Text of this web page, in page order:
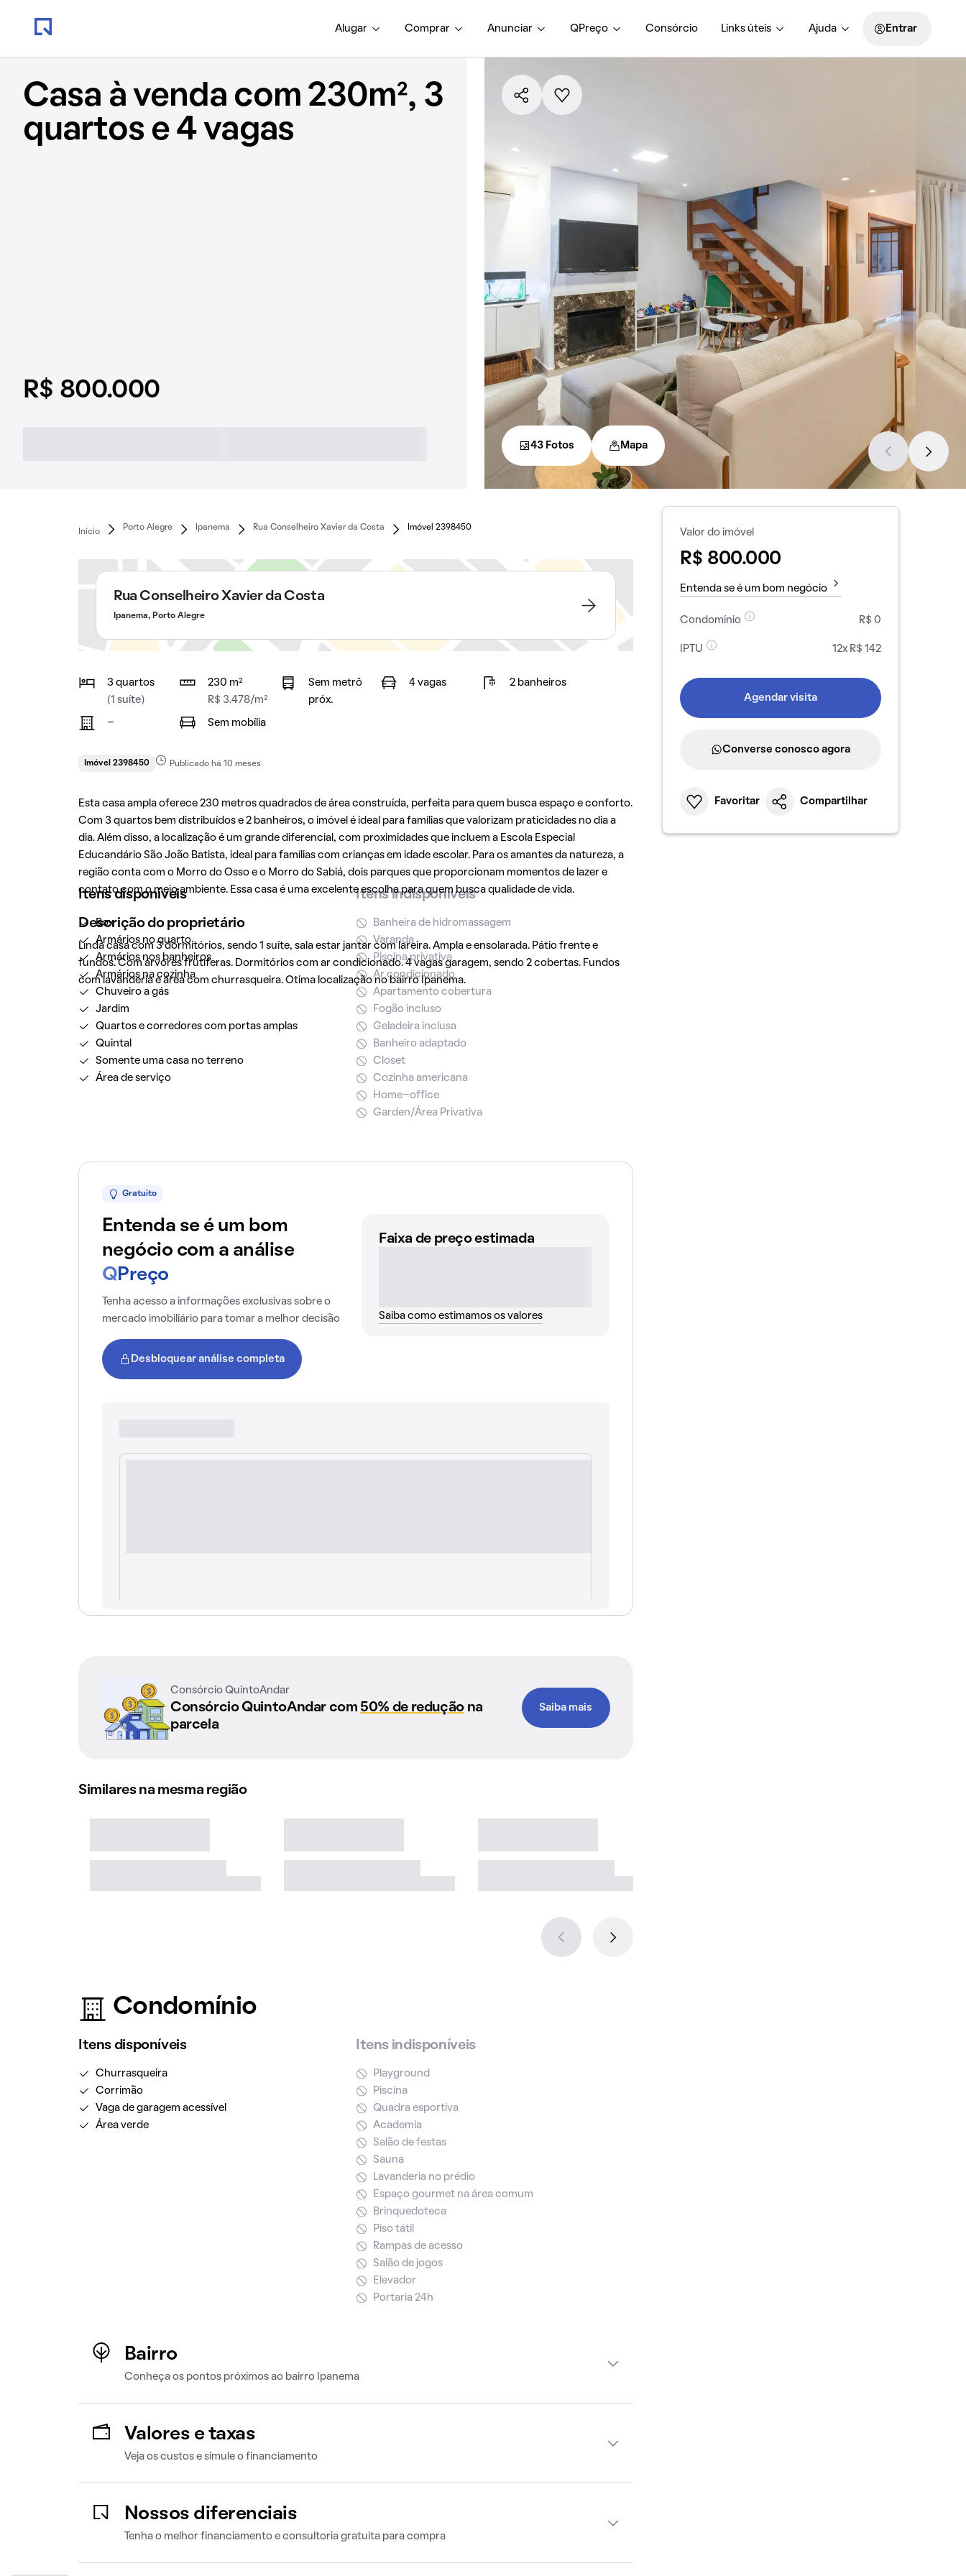
Alugar Comprar Anunciar QPreço Consórcio Links úteis Ajuda Entrar
Casa à venda com 230m², 3
quartos e 4 vagas
R$ 800.000
43 Fotos Mapa
Início
Porto Alegre Ipanema Rua Conselheiro Xavier da Costa Imóvel 2398450
Rua Conselheiro Xavier da Costa
Ipanema, Porto Alegre
3 quartos
(1 suíte)
230 m²
R$ 3.478/m²
Sem metrô
próx.
4 vagas 2 banheiros
- Sem mobília
Imóvel 2398450 Publicado há 10 meses
Esta casa ampla oferece 230 metros quadrados de área construída, perfeita para quem busca espaço e conforto.
Com 3 quartos bem distribuídos e 2 banheiros, o imóvel é ideal para famílias que valorizam praticidades no dia a
dia. Além disso, a localização é um grande diferencial, com proximidades que incluem a Escola Especial
Educandário São João Batista, ideal para famílias com crianças em idade escolar. Para os amantes da natureza, a
região conta com o Morro do Osso e o Morro do Sabiá, dois parques que proporcionam momentos de lazer e
contato com o meio ambiente. Essa casa é uma excelente escolha para quem busca qualidade de vida.
Descrição do proprietário
Linda casa com 3 dormitórios, sendo 1 suíte, sala estar jantar com lareira. Ampla e ensolarada. Pátio frente e
fundos. Com árvores frutíferas. Dormitórios com ar condicionado. 4 vagas garagem, sendo 2 cobertas. Fundos
com lavanderia e área com churrasqueira. Otima localização no bairro Ipanema.
Itens disponíveis
Box
Armários no quarto
Armários nos banheiros
Armários na cozinha
Chuveiro a gás
Jardim
Quartos e corredores com portas amplas
Quintal
Somente uma casa no terreno
Área de serviço
Itens indisponíveis
Banheira de hidromassagem
Varanda
Piscina privativa
Ar condicionado
Apartamento cobertura
Fogão incluso
Geladeira inclusa
Banheiro adaptado
Closet
Cozinha americana
Home-office
Garden/Área Privativa
Gratuito
Entenda se é um bom
negócio com a análise
Q Preço
Tenha acesso a informações exclusivas sobre o
mercado imobiliário para tomar a melhor decisão
Desbloquear análise completa
Faixa de preço estimada
Saiba como estimamos os valores
Consórcio QuintoAndar
Consórcio QuintoAndar com 50% de reduçãona
parcela
Saiba mais
Similares na mesma região
Condomínio
Itens disponíveis
Churrasqueira
Corrimão
Vaga de garagem acessível
Área verde
Itens indisponíveis
Playground
Piscina
Quadra esportiva
Academia
Salão de festas
Sauna
Lavanderia no prédio
Espaço gourmet na área comum
Brinquedoteca
Piso tátil
Rampas de acesso
Salão de jogos
Elevador
Portaria 24h
Bairro
Conheça os pontos próximos ao bairro Ipanema
Valores e taxas
Veja os custos e simule o financiamento
Nossos diferenciais
Tenha o melhor financiamento e consultoria gratuita para compra
Valor do imóvel
R$ 800.000
Entenda se é um bom negócio
Condomínio R$ 0
IPTU 12x R$ 142
Agendar visita
Converse conosco agora
Favoritar Compartilhar